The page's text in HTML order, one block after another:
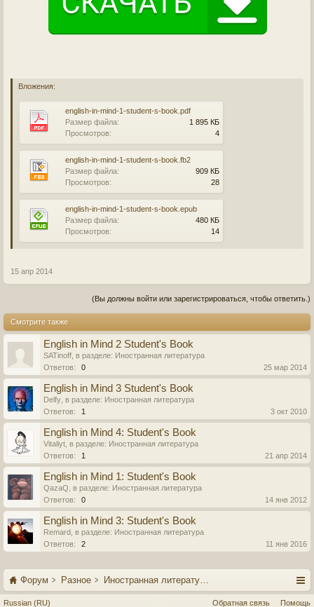
Вложения:
english-in-mind-1-student-s-book.pdf
Размер файла:
1 895 КБ
Просмотров:
4
english-in-mind-1-student-s-book.fb2
Размер файла:
909 КБ
Просмотров:
28
english-in-mind-1-student-s-book.epub
Размер файла:
480 КБ
Просмотров:
14
15 апр 2014
(Вы должны войти или зарегистрироваться, чтобы ответить.)
Смотрите также
English in Mind 2 Student's Book
SATinoff , в разделе: Иностранная литература
Ответов:
0 25 мар 2014
English in Mind 3 Student's Book
Delfy , в разделе: Иностранная литература
Ответов:
1 3 окт 2010
English in Mind 4: Student's Book
Vitaliyt , в разделе: Иностранная литература
Ответов:
1 21 апр 2014
English in Mind 1: Student's Book
QazaQ , в разделе: Иностранная литература
Ответов:
0 14 янв 2012
English in Mind 3: Student's Book
Remard , в разделе: Иностранная литература
Ответов:
2 11 янв 2016
Форум Разное Иностранная литература
Russian (RU) Обратная связь Помощь